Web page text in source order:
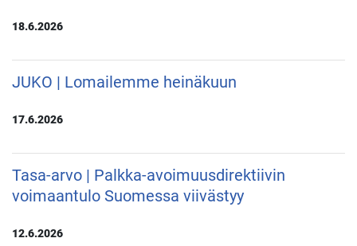
18.6.2026
JUKO | Lomailemme heinäkuun
17.6.2026
Tasa-arvo | Palkka-avoimuusdirektiivin
voimaantulo Suomessa viivästyy
12.6.2026